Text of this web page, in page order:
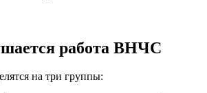
работа ВНЧС
на три группы: